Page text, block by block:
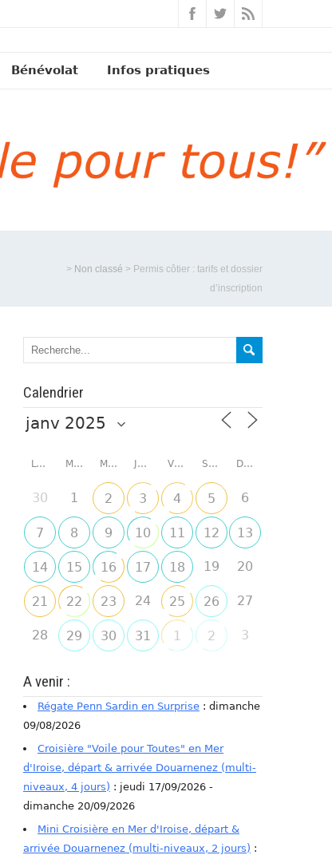
Bénévolat Infos pratiques
> Non classé > Permis côtier : tarifs et dossier
d’inscription
Calendrier
LUNDI MARDI MERCREDI JEUDI VENDREDI SAMEDI DIMANCHE
30 1 2 3 4 5 6
7 8 9 10 11 12 13
14 15 16 17 18 19 20
21 22 23 24 25 26 27
28 29 30 31 1 2 3
A venir :
Régate Penn Sardin en Surprise : dimanche
09/08/2026
Croisière "Voile pour Toutes" en Mer
d'Iroise, départ & arrivée Douarnenez (multi-
niveaux, 4 jours) : jeudi 17/09/2026 -
dimanche 20/09/2026
Mini Croisière en Mer d'Iroise, départ &
arrivée Douarnenez (multi-niveaux, 2 jours) :